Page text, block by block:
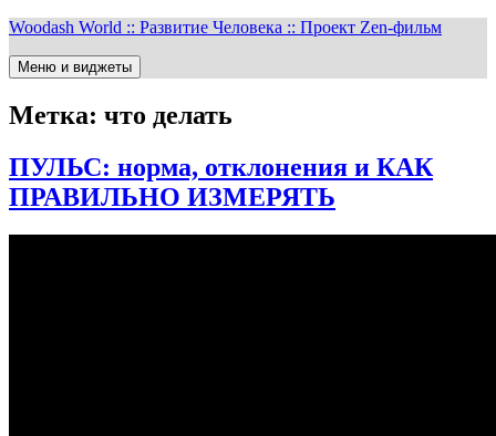
Перейти
содержимому
Woodash World :: Развитие Человека :: Проект Zen-фильм
Меню и виджеты
Метка: что делать
ПУЛЬС: норма, отклонения и КАК
ПРАВИЛЬНО ИЗМЕРЯТЬ